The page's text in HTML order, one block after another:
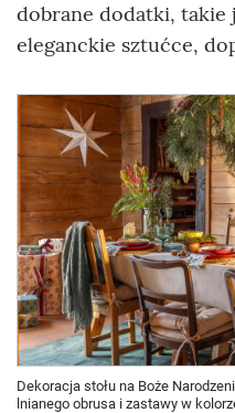
dobrane dodatki, takie
eleganckie sztućce,
Dekoracja stołu na Boże
lnianego obrusa i zastawy w